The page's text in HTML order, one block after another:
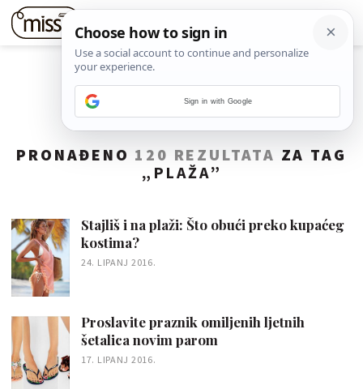
PRONAĐENO 120 REZULTATA ZA TAG
„ PLAŽA”
Stajliš i na plaži: Što obući preko kupaćeg
kostima?
24. LIPANJ 2016.
Proslavite praznik omiljenih ljetnih
šetalica novim parom
17. LIPANJ 2016.
Sign in with Google